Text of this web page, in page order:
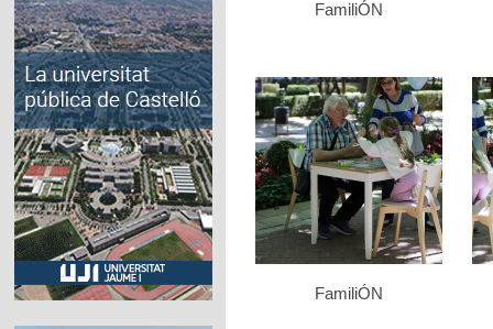
FamiliÓN
FamiliÓN